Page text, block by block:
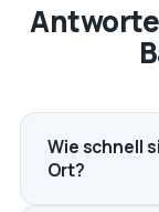
Wie schnell
Ort?